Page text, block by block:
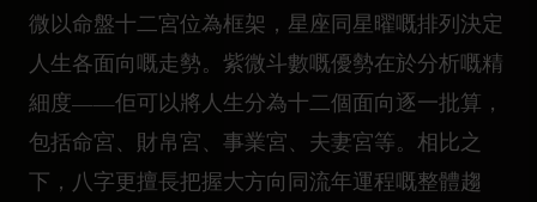
微以命盤十二宮位為框架，星座同星曜嘅排列決定
人生各面向嘅走勢。紫微斗數嘅優勢在於分析嘅精
細度——佢可以將人生分為十二個面向逐一批算，
包括命宮、財帛宮、事業宮、夫妻宮等。相比之
下，八字更擅長把握大方向同流年運程嘅整體趨